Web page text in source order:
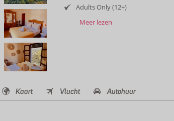
Adults Only (12+)
Meer lezen
Kaart Vlucht Autohuur